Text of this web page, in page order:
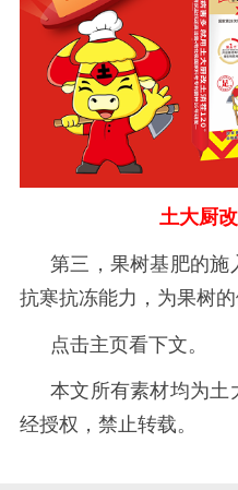
土大厨
第三，果树基肥的施
抗寒抗冻能力，为果树的
点击主页看下文。
本文所有素材均为土
经授权，禁止转载。